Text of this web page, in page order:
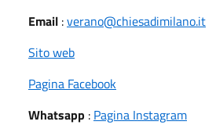
Email :verano@chiesadimilano.it
Sito web
Pagina Facebook
Whatsapp : Pagina Instagram